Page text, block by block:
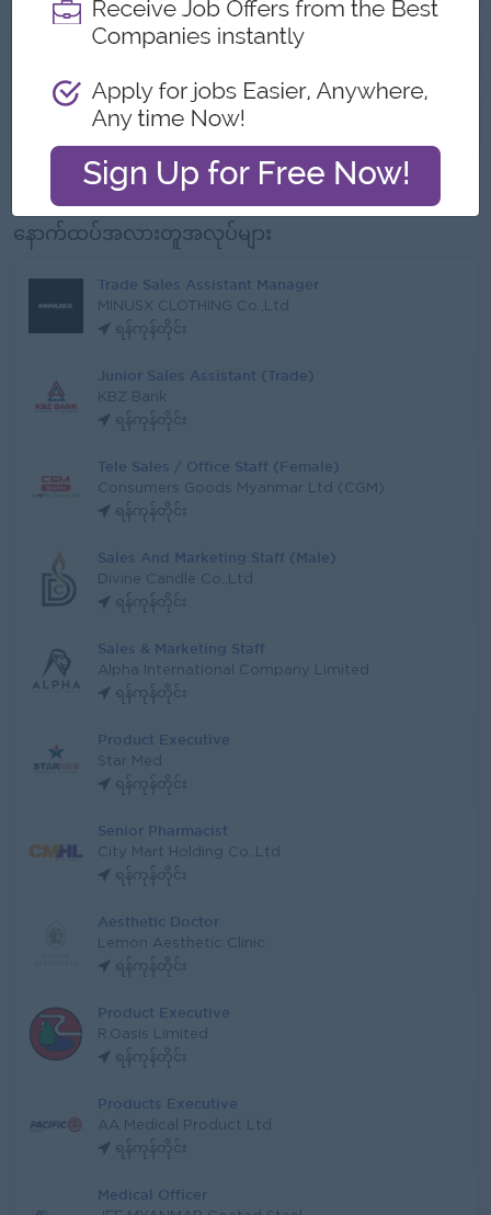
သက်တမ်းကုန်သွားပါပြီ
ဒီအလုပ်ရှင်ထံမှနောက်ထပ်အလုပ်များ
ဤကြော်ငြာကို တိုင်ကြားရန်
နောက်ထပ်အလားတူအလုပ်များ
Trade Sales Assistant Manager
MINUSX CLOTHING Co.,Ltd
ရန်ကုန်တိုင်း
Junior Sales Assistant (Trade)
KBZ Bank
ရန်ကုန်တိုင်း
Tele Sales / Office Staff (Female)
Consumers Goods Myanmar Ltd (CGM)
ရန်ကုန်တိုင်း
Sales And Marketing Staff (Male)
Divine Candle Co.,Ltd
ရန်ကုန်တိုင်း
Sales & Marketing Staff
Alpha International Company Limited
ရန်ကုန်တိုင်း
Product Executive
Star Med
ရန်ကုန်တိုင်း
Senior Pharmacist
City Mart Holding Co.,Ltd
ရန်ကုန်တိုင်း
Aesthetic Doctor
Lemon Aesthetic Clinic
ရန်ကုန်တိုင်း
Product Executive
R.Oasis Limited
ရန်ကုန်တိုင်း
Products Executive
AA Medical Product Ltd
ရန်ကုန်တိုင်း
Medical Officer